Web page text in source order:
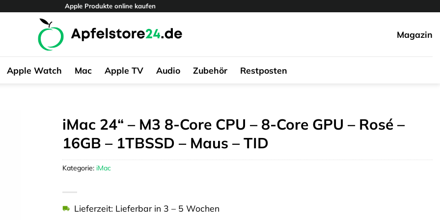
Apple Produkte online kaufen
Magazin
Apple Watch Mac Apple TV Audio Zubehör Restposten
iMac 24“ – M3 8-Core CPU – 8-Core GPU – Rosé –
16GB – 1TBSSD – Maus – TID
Lieferzeit: Lieferbar in 3 – 5 Wochen
Kategorie: iMac